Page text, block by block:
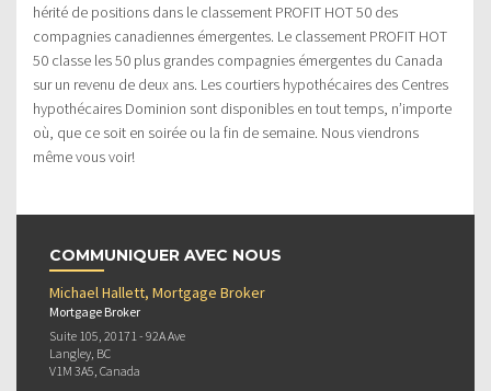
hérité de positions dans le classement PROFIT HOT 50 des
compagnies canadiennes émergentes. Le classement PROFIT HOT
50 classe les 50 plus grandes compagnies émergentes du Canada
sur un revenu de deux ans. Les courtiers hypothécaires des Centres
hypothécaires Dominion sont disponibles en tout temps, n’importe
où, que ce soit en soirée ou la fin de semaine. Nous viendrons
même vous voir!
COMMUNIQUER AVEC NOUS
Michael Hallett, Mortgage Broker
Mortgage Broker
Suite 105, 20171 - 92A Ave
Langley, BC
V1M 3A5, Canada